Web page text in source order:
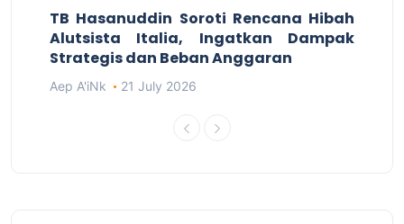
TB Hasanuddin Soroti Rencana Hibah
Alutsista Italia, Ingatkan Dampak
Strategis dan Beban Anggaran
Aep A'iNk 21 July 2026